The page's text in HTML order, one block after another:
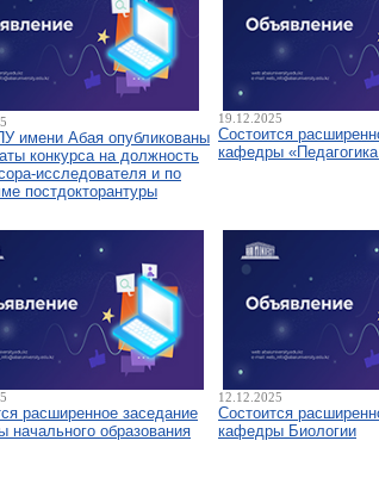
имени Абая опубликованы
конкурса на должность
исследователя и по
постдокторантуры
19.12.2025
Состоится
кафедры
расширенное заседание
начального образования
12.12.2025
Состоится
кафедры Биологии